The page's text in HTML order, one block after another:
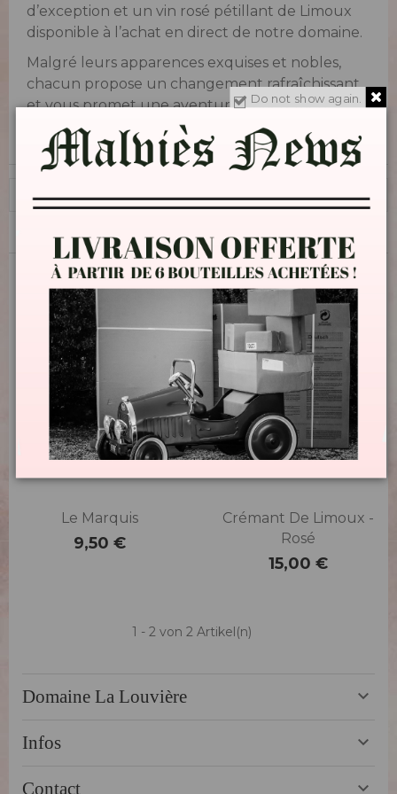
d’exception et un vin rosé pétillant de Limoux
disponible à l’achat en direct de notre domaine.
Malgré leurs apparences exquises et nobles,
chacun propose un changement rafraîchissant
et vous promet une aventure entièrement
différente.

1 - 2 von 2 Artikel(n)
Le Marquis
Preis
9,50 €
Crémant De Limoux -
Rosé
Preis
15,00 €
1 - 2 von 2 Artikel(n)
Domaine La Louvière 
Infos 
Contact 
Do not show again.